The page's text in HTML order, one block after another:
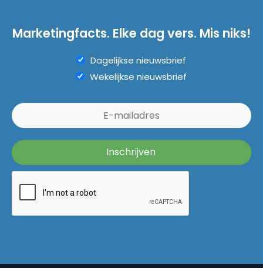
Marketingfacts. Elke dag vers. Mis niks!
Dagelijkse nieuwsbrief
Wekelijkse nieuwsbrief